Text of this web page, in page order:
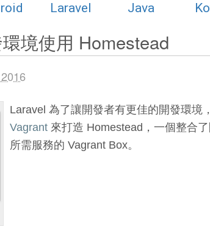
Laravel Java
境使用 Homestead
Laravel 為了讓開發者有更佳的開發環境
Vagrant來打造 Homestead，一個整合了
所需服務的 Vagrant Box。